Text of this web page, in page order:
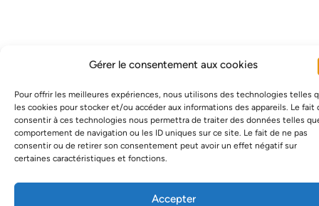
Gérer le consentement aux cookies
Pour offrir les meilleures expériences, nous utilisons des technologies telles
les cookies pour stocker et/ou accéder aux informations des appareils. Le fait
consentir à ces technologies nous permettra de traiter des données telles
comportement de navigation ou les ID uniques sur ce site. Le fait de ne pas
consentir ou de retirer son consentement peut avoir un effet négatif sur
certaines caractéristiques et fonctions.
Accepter